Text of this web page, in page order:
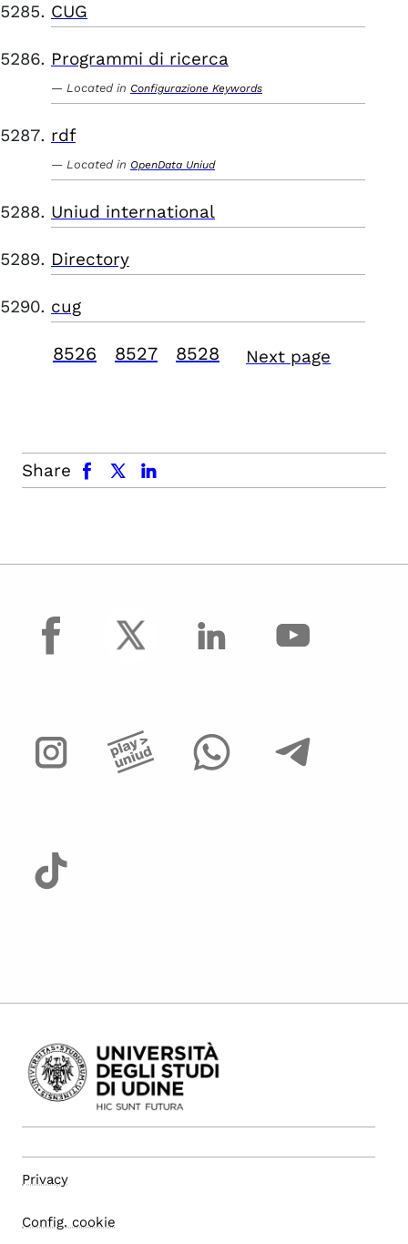
CUG
Programmi di ricerca
Located in Configurazione Keywords
rdf
Located in OpenData Uniud
Uniud international
Directory
cug
8526 8527 8528 Next page
Share
facebook x.com linkedin
facebook
Privacy
Config. cookie